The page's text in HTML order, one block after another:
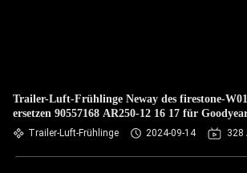
Trailer-Luft-Frühlinge Neway des firestone-
ersetzen 90557168 AR250-12 16 17 für
Vkntech 1K8749
Trailer-Luft-Frühlinge 2024-09-14 328